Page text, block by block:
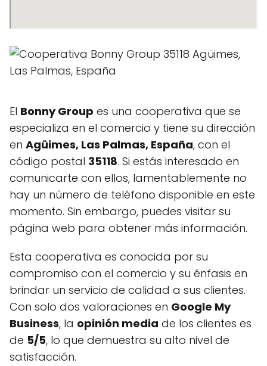
El Bonny Group es una cooperativa que se
especializa en el comercio y tiene su dirección
en Agüimes, Las Palmas, España, con el
código postal 35118. Si estás interesado en
comunicarte con ellos, lamentablemente no
hay un número de teléfono disponible en este
momento. Sin embargo, puedes visitar su
página web para obtener más información.
Esta cooperativa es conocida por su
compromiso con el comercio y su énfasis en
brindar un servicio de calidad a sus clientes.
Con solo dos valoraciones en Google My
Business, la opinión media de los clientes es
de 5/5, lo que demuestra su alto nivel de
satisfacción.